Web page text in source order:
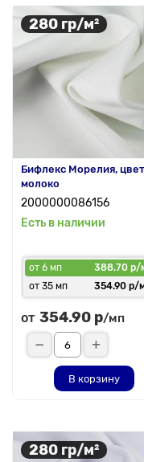
280 гр/м²
Бифлекс Морелия,
молоко
2000000086156
Есть в наличии
от 6 мп
388.70 р/
от 35 мп
354.90 р/
от 354.90 р/мп
В корзину
280 гр/м²